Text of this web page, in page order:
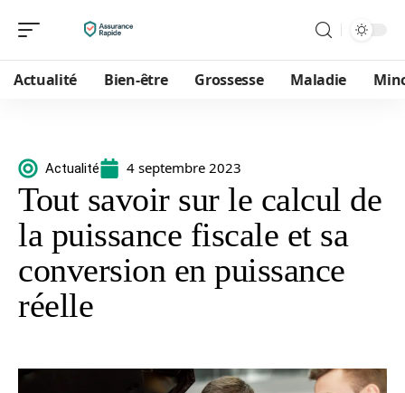
Actualité Bien-être Grossesse Maladie
Actualité 4 septembre 2023
Tout savoir sur le calcul de
la puissance fiscale et sa
conversion en puissance
réelle